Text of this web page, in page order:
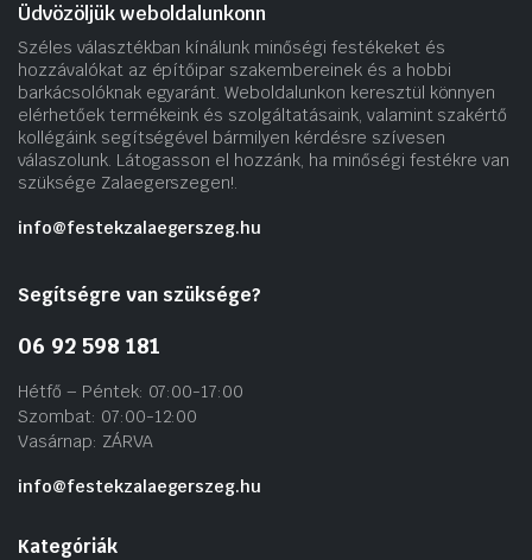
Üdvözöljük weboldalunkonn
Széles választékban kínálunk minőségi festékeket és
hozzávalókat az építőipar szakembereinek és a hobbi
barkácsolóknak egyaránt. Weboldalunkon keresztül könnyen
elérhetőek termékeink és szolgáltatásaink, valamint szakértő
kollégáink segítségével bármilyen kérdésre szívesen
válaszolunk. Látogasson el hozzánk, ha minőségi festékre van
szüksége Zalaegerszegen!.
info@festekzalaegerszeg.hu
Segítségre van szüksége?
06 92 598 181
Hétfő – Péntek: 07:00-17:00
Szombat: 07:00-12:00
Vasárnap: ZÁRVA
info@festekzalaegerszeg.hu
Kategóriák